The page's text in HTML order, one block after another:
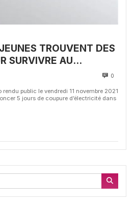
TROUVENT DES
SURVIVRE AU
0
public le vendredi 11 novembre 2021
5 jours de coupure d’électricité dans